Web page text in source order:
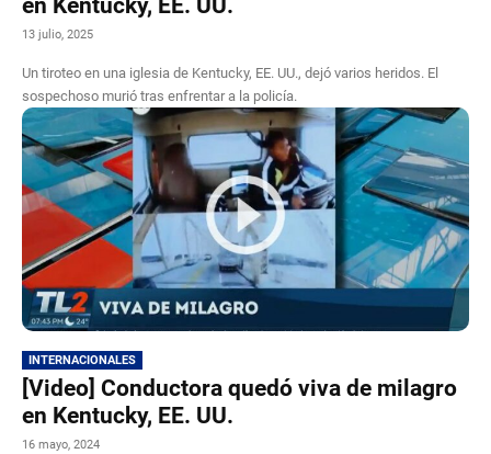
13 julio, 2025
Un tiroteo en una iglesia de Kentucky, EE. UU., dejó varios heridos. El
sospechoso murió tras enfrentar a la policía.
INTERNACIONALES
[Video] Conductora quedó viva de milagro
en Kentucky, EE. UU.
16 mayo, 2024